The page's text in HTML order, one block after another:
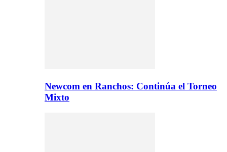
Newcom en Ranchos: Continúa el Torneo
Mixto